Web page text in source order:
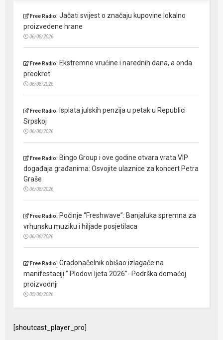
Free Radio:Jačati svijest o značaju kupovine lokalno
proizvedene hrane
06/08/2026
Free Radio: Ekstremne vrućine i narednih dana, a onda
preokret
06/08/2026
Free Radio: Isplata julskih penzija u petak u Republici
Srpskoj
06/08/2026
Free Radio: Bingo Group i ove godine otvara vrata VIP
događaja građanima: Osvojite ulaznice za koncert Petra
Graše
06/08/2026
Free Radio: Počinje “Freshwave”: Banjaluka spremna za
vrhunsku muziku i hiljade posjetilaca
06/08/2026
Free Radio:Gradonačelnik obišao izlagače na
manifestaciji ” Plodovi ljeta 2026”- Podrška domaćoj
proizvodnji
05/08/2026
[shoutcast_player_pro]